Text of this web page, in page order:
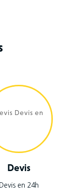
Devis
Devis en 24h